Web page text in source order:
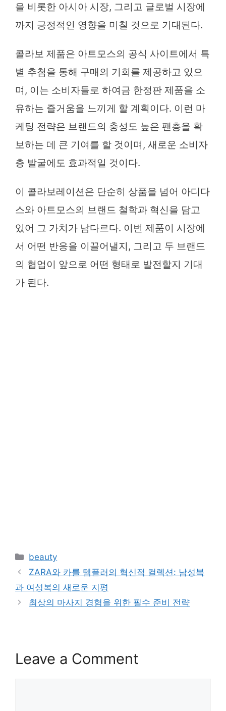
을 비롯한 아시아 시장, 그리고 글로벌 시장에
까지 긍정적인 영향을 미칠 것으로 기대된다.
콜라보 제품은 아트모스의 공식 사이트에서 특
별 추첨을 통해 구매의 기회를 제공하고 있으
며, 이는 소비자들로 하여금 한정판 제품을 소
유하는 즐거움을 느끼게 할 계획이다. 이런 마
케팅 전략은 브랜드의 충성도 높은 팬층을 확
보하는 데 큰 기여를 할 것이며, 새로운 소비자
층 발굴에도 효과적일 것이다.
이 콜라보레이션은 단순히 상품을 넘어 아디다
스와 아트모스의 브랜드 철학과 혁신을 담고
있어 그 가치가 남다르다. 이번 제품이 시장에
서 어떤 반응을 이끌어낼지, 그리고 두 브랜드
의 협업이 앞으로 어떤 형태로 발전할지 기대
가 된다.
Categories
beauty
ZARA와 카를 템플러의 혁신적 컬렉션: 남성복
과 여성복의 새로운 지평
최상의 마사지 경험을 위한 필수 준비 전략
Leave a Comment